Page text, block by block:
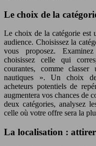
Le choix de la
Le choix de la catégorie est
audience. Choisissez la
vous proposez.
choisissez celle qui
courantes, comme
nautiques ». Un choix
acheteurs potentiels de
augmentera vos chances de
deux catégories, analysez
celle où votre offre sera la
La localisation : attirer